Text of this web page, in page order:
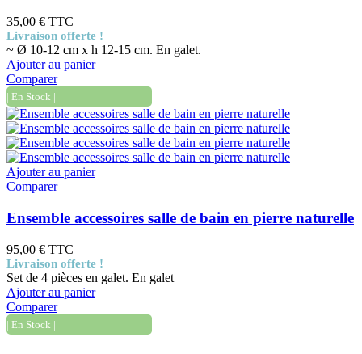
35,00 € TTC
Livraison offerte !
~ Ø 10-12 cm x h 12-15 cm. En galet.
Ajouter au panier
Comparer
| En Stock |
Ajouter au panier
Comparer
Ensemble accessoires salle de bain en pierre naturelle
95,00 € TTC
Livraison offerte !
Set de 4 pièces en galet. En galet
Ajouter au panier
Comparer
| En Stock |